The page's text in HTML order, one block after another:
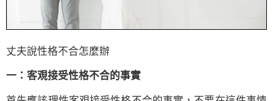
丈夫說性格不合怎麼辦
一：客覌接受性格不合的事實